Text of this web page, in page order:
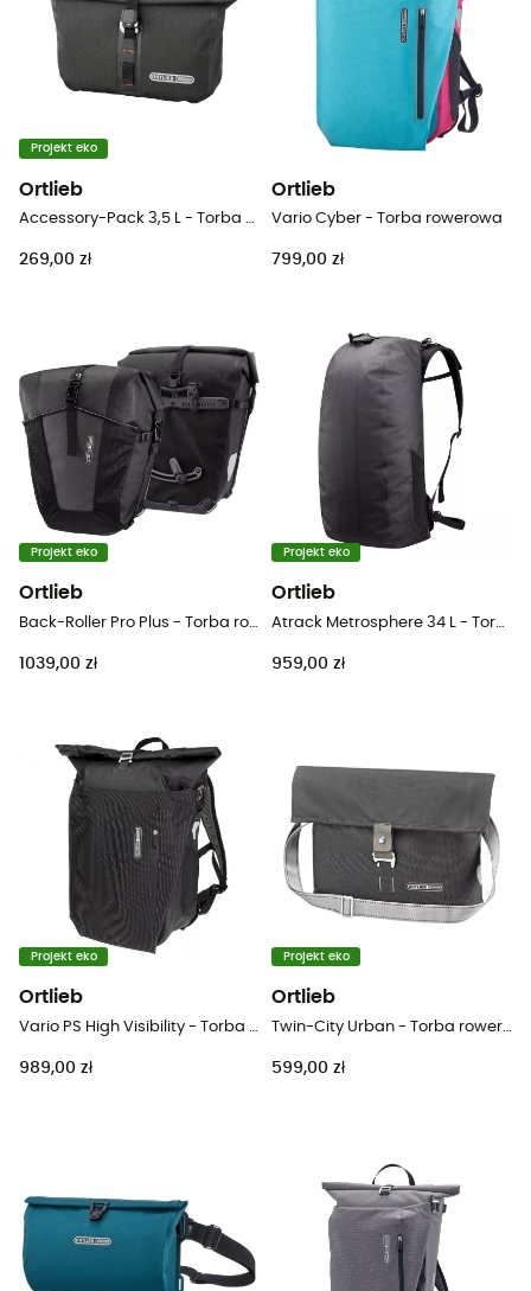
Projekt eko
Ortlieb
Accessory-Pack 3,5 L - Torba rowerowa
269,00 zł
Ortlieb
Vario Cyber - Torba rowerowa
799,00 zł
Projekt eko
Ortlieb
Back-Roller Pro Plus - Torba rowerowa
1039,00 zł
Projekt eko
Ortlieb
Atrack Metrosphere 34 L - Torba rowerowa
959,00 zł
Projekt eko
Ortlieb
Vario PS High Visibility - Torba rowerowa
989,00 zł
Projekt eko
Ortlieb
Twin-City Urban - Torba rowerowa
599,00 zł